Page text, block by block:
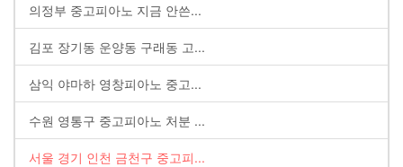
의정부 중고피아노 지금 안쓴...
김포 장기동 운양동 구래동 고...
삼익 야마하 영창피아노 중고...
수원 영통구 중고피아노 처분 ...
서울 경기 인천 금천구 중고피...